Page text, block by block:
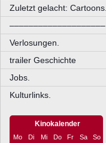
Zuletzt gelacht: Cartoons.
––––––––––––––––––––
Verlosungen.
trailer Geschichte
Jobs.
Kulturlinks.
Kinokalender
Mo Di Mi Do Fr Sa
So